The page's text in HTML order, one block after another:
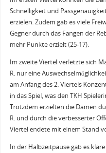
Schnelligkeit und
erzielen. Zudem gab es viele
Gegner durch das Fangen der
mehr Punkte erzielt (25-17).
Im zweite Viertel verletzte sich
R. nur eine
am Anfang des 2. Viertels
in das Spiel, was den TKH
Trotzdem erzielten die Damen
R. und durch die verbesserter
Viertel endete mit einem Stand
In der Halbzeitpause gab es